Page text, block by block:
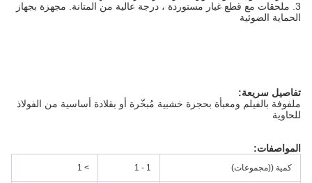
3. ملحقات مع قطع غيار مستوردة ، درجة عالية من المتانة. مجهزة بجهاز
الحماية الضوئية
تفاصيل سريعة:
ملفوفة بالفيلم ومعبأة بحجرة خشبية مُبخّرة أو بقلادة أساسية من الفولاذ
للحاوية
المواصفات:
كمية ((مجموعات) > 1